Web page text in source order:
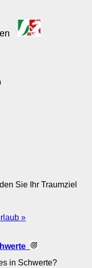
Sie Ihr Traumziel
»
in Schwerte?